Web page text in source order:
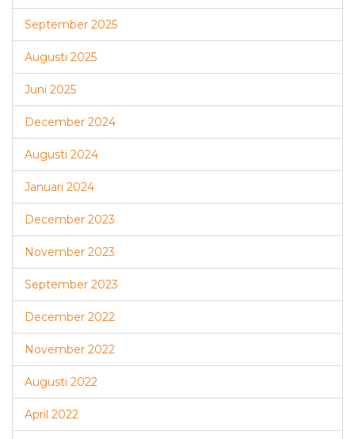
September 2025
Augusti 2025
Juni 2025
December 2024
Augusti 2024
Januari 2024
December 2023
November 2023
September 2023
December 2022
November 2022
Augusti 2022
April 2022